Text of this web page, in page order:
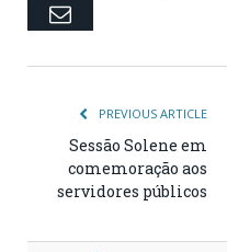
Email
PREVIOUS ARTICLE
Sessão Solene em
comemoração aos
servidores públicos